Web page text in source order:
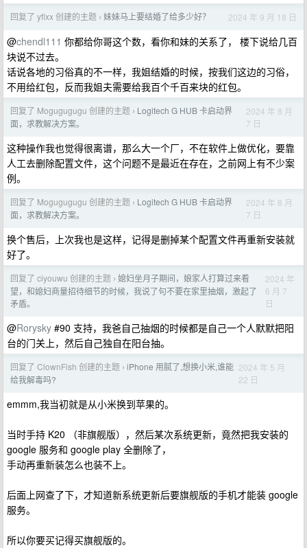
回复了 yfixx 创建的主题 › 妹妹马上要结婚了给多少好？ 2024 年 9 月 18 日
@chendl111 你都给你哥这个数，看你和妹的关系了， 楼下说给几百
块说不过去。
话说各地的习俗真的不一样，我姐结婚的时候，按我们这边的习俗，
不用给红包，反而我姐夫需要给我百个千百来块的红包。
回复了 Mogugugugu 创建的主题 › Logitech G HUB 卡启动界
面，求教解决方案。
2024 年 8 月
7 日
这种操作我也觉得很离谱，那么大一个厂，不在软件上做优化，要靠
人工去删除配置文件，这个问题不是最近在存在，之前网上有不少案
例。
回复了 Mogugugugu 创建的主题 › Logitech G HUB 卡启动界
面，求教解决方案。
2024 年 8 月
7 日
换个售后，上次我也是这样，记得是删掉某个配置文件再重新安装就
好了。
回复了 ciyouwu 创建的主题 › 媳妇坐月子期间，娘家人打算过来看
望，和媳妇商量招待细节的时候，我说了句不要在家里抽烟，激起了
矛盾。
2024 年
6 月 7
日
@Rorysky #90 支持，我爸自己抽烟的时候都是自己一个人默默把阳
台的门关上，然后自己独自在阳台抽。
回复了 ClownFish 创建的主题 › iPhone 用腻了,想换小米,谁能
给我解毒吗?
2024 年 5 月
22 日
emmm,我当初就是从小米换到苹果的。
当时手持 K20 （非旗舰版），然后某次系统更新，竟然把我安装的
google 服务和 google play 全删除了，
手动再重新装怎么也装不上。
后面上网查了下，才知道新系统更新后要旗舰版的手机才能装 google
服务。
所以你要买记得买旗舰版的。